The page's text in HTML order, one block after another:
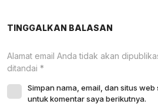
TINGGALKAN BALASAN
Alamat email Anda tidak akan
ditandai *
Simpan nama, email, dan situs
untuk komentar saya berikutnya.